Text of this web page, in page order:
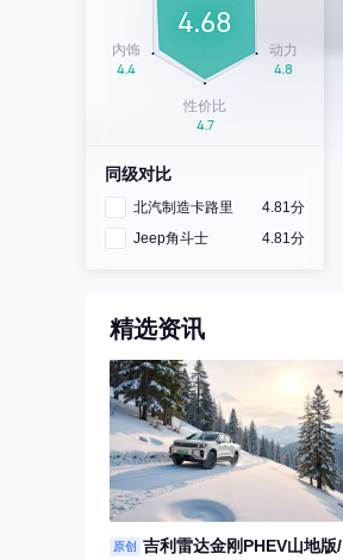
同级对比
北汽制造卡路里
4.81分
Jeep角斗士
4.81分
精选资讯
原创 吉利雷达金刚PHEV山地版/